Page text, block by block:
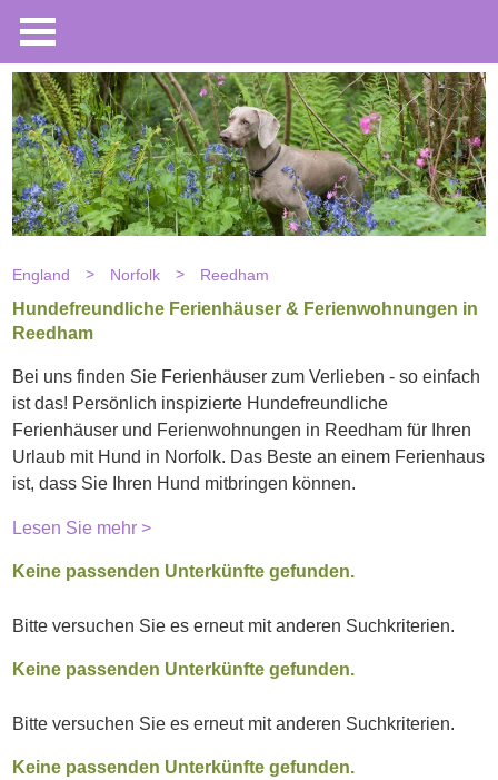
England Norfolk Reedham
Hundefreundliche Ferienhäuser & Ferienwohnungen in
Reedham
Bei uns finden Sie Ferienhäuser zum Verlieben - so einfach
ist das! Persönlich inspizierte Hundefreundliche
Ferienhäuser und Ferienwohnungen in Reedham für Ihren
Urlaub mit Hund in Norfolk. Das Beste an einem Ferienhaus
ist, dass Sie Ihren Hund mitbringen können.
Lesen Sie mehr >
Keine passenden Unterkünfte gefunden.
Bitte versuchen Sie es erneut mit anderen Suchkriterien.
Keine passenden Unterkünfte gefunden.
Bitte versuchen Sie es erneut mit anderen Suchkriterien.
Keine passenden Unterkünfte gefunden.